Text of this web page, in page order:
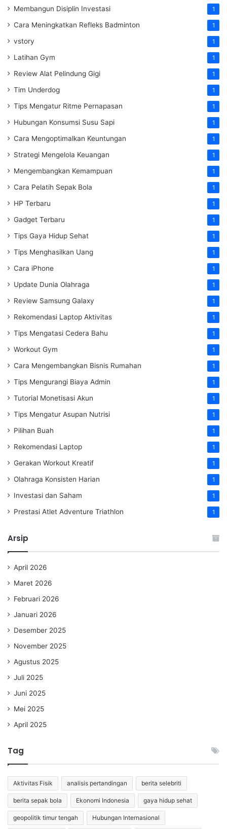
Membangun Disiplin Investasi 1
Cara Meningkatkan Refleks Badminton 1
vstory 1
Latihan Gym 1
Review Alat Pelindung Gigi 1
Tim Underdog 1
Tips Mengatur Ritme Pernapasan 1
Hubungan Konsumsi Susu Sapi 1
Cara Mengoptimalkan Keuntungan 1
Strategi Mengelola Keuangan 1
Mengembangkan Kemampuan 1
Cara Pelatih Sepak Bola 1
HP Terbaru 1
Gadget Terbaru 1
Tips Gaya Hidup Sehat 1
Tips Menghasilkan Uang 1
Cara iPhone 1
Update Dunia Olahraga 1
Review Samsung Galaxy 1
Rekomendasi Laptop Aktivitas 1
Tips Mengatasi Cedera Bahu 1
Workout Gym 1
Cara Mengembangkan Bisnis Rumahan 1
Tips Mengurangi Biaya Admin 1
Tutorial Monetisasi Akun 1
Tips Mengatur Asupan Nutrisi 1
Pilihan Buah 1
Rekomendasi Laptop 1
Gerakan Workout Kreatif 1
Olahraga Konsisten Harian 1
Investasi dan Saham 1
Prestasi Atlet Adventure Triathlon 1
Arsip
April 2026
Maret 2026
Februari 2026
Januari 2026
Desember 2025
November 2025
Agustus 2025
Juli 2025
Juni 2025
Mei 2025
April 2025
Tag
Aktivitas Fisik analisis pertandingan berita selebriti
berita sepak bola Ekonomi Indonesia gaya hidup sehat
geopolitik timur tengah Hubungan Internasional